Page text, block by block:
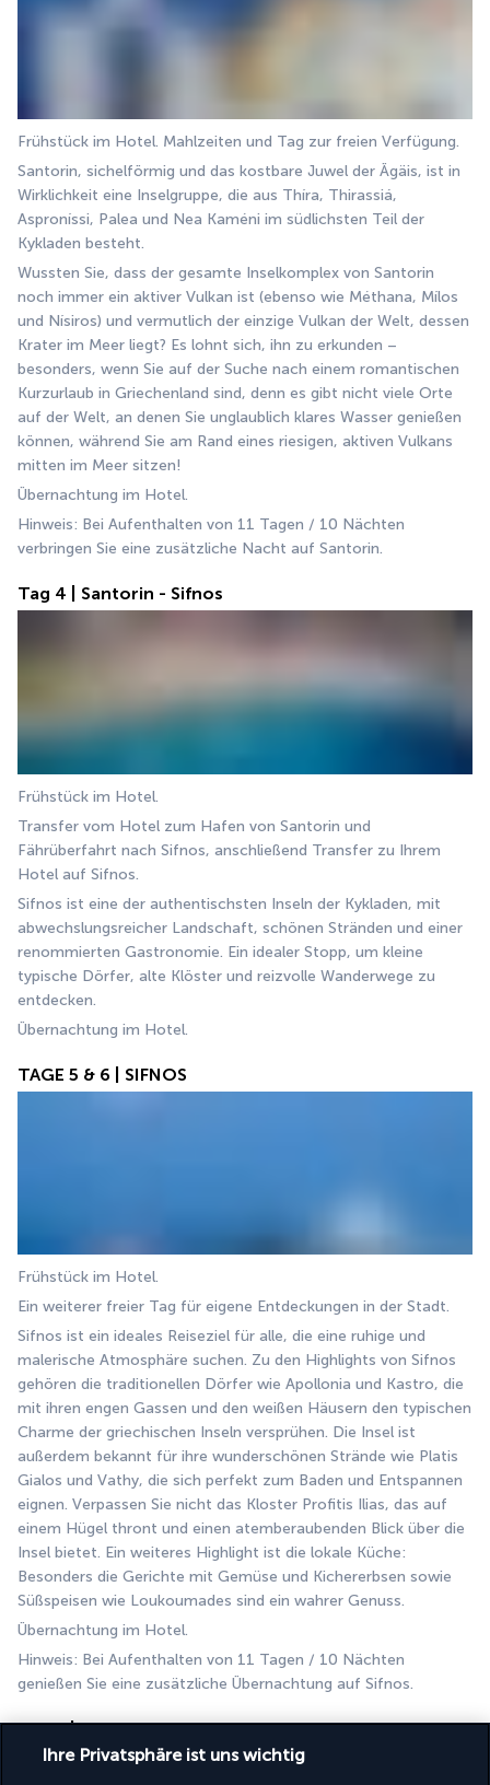
Frühstück im Hotel. Mahlzeiten und Tag zur freien Verfügung.
Santorin, sichelförmig und das kostbare Juwel der Ägäis, ist in
Wirklichkeit eine Inselgruppe, die aus Thíra, Thirassiá,
Asproníssi, Palea und Nea Kaméni im südlichsten Teil der
Kykladen besteht.
Wussten Sie, dass der gesamte Inselkomplex von Santorin
noch immer ein aktiver Vulkan ist (ebenso wie Méthana, Mílos
und Nísiros) und vermutlich der einzige Vulkan der Welt, dessen
Krater im Meer liegt? Es lohnt sich, ihn zu erkunden –
besonders, wenn Sie auf der Suche nach einem romantischen
Kurzurlaub in Griechenland sind, denn es gibt nicht viele Orte
auf der Welt, an denen Sie unglaublich klares Wasser genießen
können, während Sie am Rand eines riesigen, aktiven Vulkans
mitten im Meer sitzen!
Übernachtung im Hotel.
Hinweis: Bei Aufenthalten von 11 Tagen / 10 Nächten
verbringen Sie eine zusätzliche Nacht auf Santorin.
Tag 4 | Santorin - Sifnos
Frühstück im Hotel.
Transfer vom Hotel zum Hafen von Santorin und
Fährüberfahrt nach Sifnos, anschließend Transfer zu Ihrem
Hotel auf Sifnos.
Sifnos ist eine der authentischsten Inseln der Kykladen, mit
abwechslungsreicher Landschaft, schönen Stränden und einer
renommierten Gastronomie. Ein idealer Stopp, um kleine
typische Dörfer, alte Klöster und reizvolle Wanderwege zu
entdecken.
Übernachtung im Hotel.
TAGE 5 & 6 | SIFNOS
Frühstück im Hotel.
Ein weiterer freier Tag für eigene Entdeckungen in der Stadt.
Sifnos ist ein ideales Reiseziel für alle, die eine ruhige und
malerische Atmosphäre suchen. Zu den Highlights von Sifnos
gehören die traditionellen Dörfer wie Apollonia und Kastro, die
mit ihren engen Gassen und den weißen Häusern den typischen
Charme der griechischen Inseln versprühen. Die Insel ist
außerdem bekannt für ihre wunderschönen Strände wie Platis
Gialos und Vathy, die sich perfekt zum Baden und Entspannen
eignen. Verpassen Sie nicht das Kloster Profitis Ilias, das auf
einem Hügel thront und einen atemberaubenden Blick über die
Insel bietet. Ein weiteres Highlight ist die lokale Küche:
Besonders die Gerichte mit Gemüse und Kichererbsen sowie
Süßspeisen wie Loukoumades sind ein wahrer Genuss.
Übernachtung im Hotel.
Hinweis: Bei Aufenthalten von 11 Tagen / 10 Nächten
genießen Sie eine zusätzliche Übernachtung auf Sifnos.
Tag 7 | Sifnos - Athen
Ihre Privatsphäre ist uns wichtig